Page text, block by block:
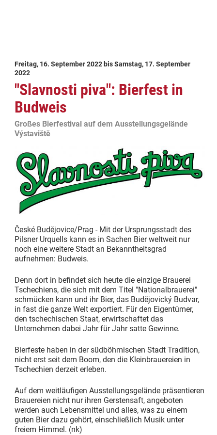
Freitag, 16. September 2022 bisSamstag, 17. September
2022
"Slavnosti piva": Bierfest in
Budweis
Großes Bierfestival auf dem Ausstellungsgelände
Výstaviště
České Budějovice/Prag - Mit der Ursprungsstadt des
Pilsner Urquells kann es in Sachen Bier weltweit nur
noch eine weitere Stadt an Bekanntheitsgrad
aufnehmen: Budweis.
Denn dort in befindet sich heute die einzige Brauerei
Tschechiens, die sich mit dem Titel "Nationalbrauerei"
schmücken kann und ihr Bier, das Budějovický Budvar,
in fast die ganze Welt exportiert. Für den Eigentümer,
den tschechischen Staat, erwirtschaftet das
Unternehmen dabei Jahr für Jahr satte Gewinne.
Bierfeste haben in der südböhmischen Stadt Tradition,
nicht erst seit dem Boom, den die Kleinbrauereien in
Tschechien derzeit erleben.
Auf dem weitläufigen Ausstellungsgelände präsentieren
Brauereien nicht nur ihren Gerstensaft, angeboten
werden auch Lebensmittel und alles, was zu einem
guten Bier dazu gehört, einschließlich Musik unter
freiem Himmel. (nk)